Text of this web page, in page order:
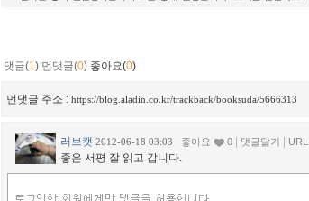
댓글(1) 먼댓글(0) 좋아요(0)
먼댓글 주소 : https://blog.aladin.co.kr/trackback/booksuda/5666313
러브캣 2012-06-18 03:03 좋아요 0 댓글달기 URL
좋은 서평 잘 읽고 갑니다.